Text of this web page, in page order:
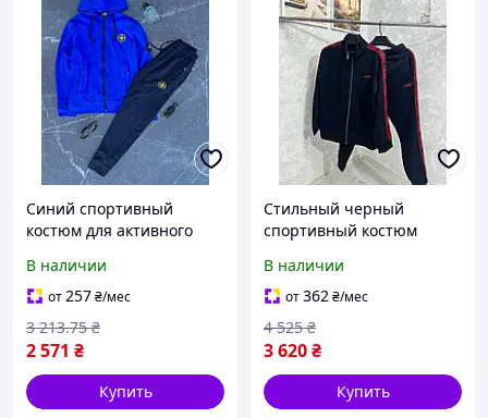
Синий спортивный
костюм для активного
модель 2023 с
комфортной посадкой
В наличии
от257₴/мес
2 571 ₴
3 213.75 ₴
Купить
Стильный черный
спортивный костюм
TSHBn004, новая
коллекция 2023/24,
размеры S-XXL,
производство Турция
В наличии
от362₴/мес
3 620₴
4 525 ₴
Купить